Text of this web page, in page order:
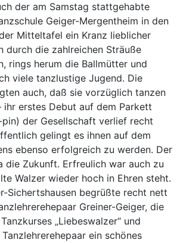
der am Samstag stattgehabte
Geiger-Mergentheim in den
Mitteltafel ein Kranz lieblicher
durch die zahlreichen Sträuße
rings herum die Ballmütter und
viele tanzlustige Jugend. Die
auch, daß sie vorzüglich tanzen
erstes Debut auf dem Parkett
der Gesellschaft verlief recht
gelingt es ihnen auf dem
ebenso erfolgreich zu werden. Der
die Zukunft. Erfreulich war auch zu
Walzer wieder hoch in Ehren steht.
Sichertshausen begrüßte recht nett
Greiner-Geiger, die
„Liebeswalzer“ und
ein schönes